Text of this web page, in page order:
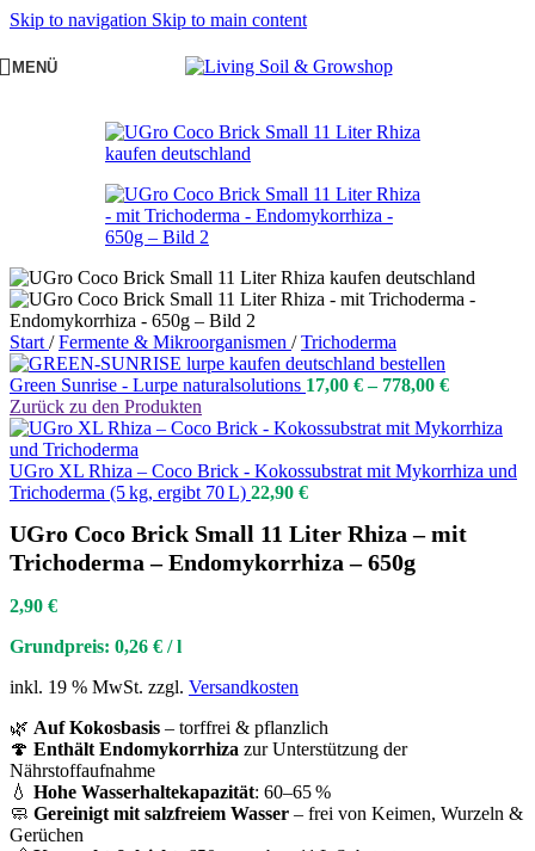
Skip to navigation Skip to main content
MENÜ
Start / Fermente & Mikroorganismen / Trichoderma
Green Sunrise - Lurpe naturalsolutions 17,00 €– 778,00 €
Zurück zu den Produkten
UGro XL Rhiza – Coco Brick - Kokossubstrat mit Mykorrhiza und
Trichoderma (5 kg, ergibt 70 L) 22,90 €
UGro Coco Brick Small 11 Liter Rhiza – mit
Trichoderma – Endomykorrhiza – 650g
2,90 €
Grundpreis: 0,26 € /l
inkl. 19 % MwSt. zzgl. Versandkosten
🌿 Auf Kokosbasis – torffrei & pflanzlich
🍄 Enthält Endomykorrhiza zur Unterstützung der
Nährstoffaufnahme
💧 Hohe Wasserhaltekapazität: 60–65 %
🧼 Gereinigt mit salzfreiem Wasser – frei von Keimen, Wurzeln &
Gerüchen